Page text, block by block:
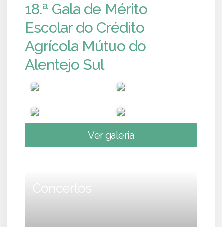
18.ª Gala de Mérito
Escolar do Crédito
Agrícola Mútuo do
Alentejo Sul
Ver galeria
Concertos